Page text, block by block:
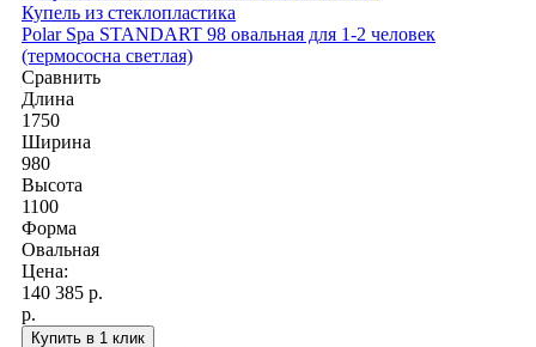
Купель из стеклопластика
Polar Spa STANDART 98 овальная для 1-2 человек
(термососна светлая)
Сравнить
Длина
1750
Ширина
980
Высота
1100
Форма
Овальная
Цена:
140 385 р.
р.
Купить в 1 клик